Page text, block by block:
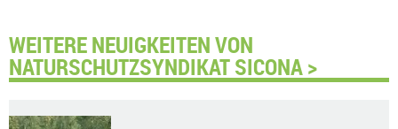
WEITERE NEUIGKEITEN VON
NATURSCHUTZSYNDIKAT SICONA >